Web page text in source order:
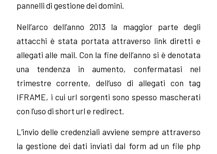
pannelli di gestione dei domini.
Nell’arco dell’anno 2013 la maggior parte degli
attacchi è stata portata attraverso link diretti e
allegati alle mail. Con la fine dell’anno si è denotata
una tendenza in aumento, confermatasi nel
trimestre corrente, dell’uso di allegati con tag
IFRAME, i cui url sorgenti sono spesso mascherati
con l’uso di short url e redirect.
L’invio delle credenziali avviene sempre attraverso
la gestione dei dati inviati dal form ad un file php